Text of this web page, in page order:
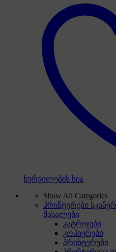
სურვილების სია
Show All Categories
პრინტერები
მასალები
კატრიჯები
კოპიერები
პრინტერები